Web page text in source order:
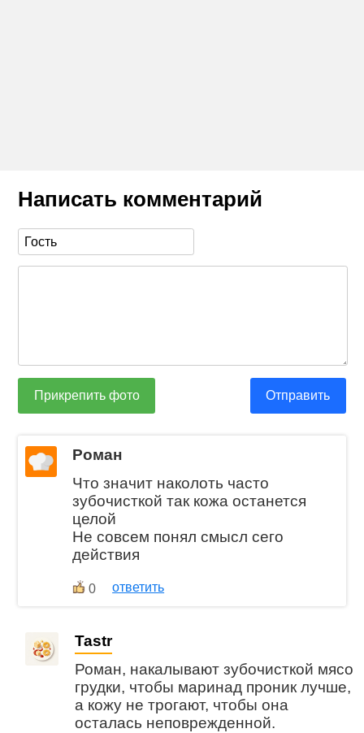
Написать комментарий
Прикрепить фото Отправить
Роман
Что значит наколоть часто
зубочисткой так кожа останется
целой
Не совсем понял смысл сего
действия
0 ответить
Tastr
Роман, накалывают зубочисткой мясо
грудки, чтобы маринад проник лучше,
а кожу не трогают, чтобы она
осталась неповрежденной.